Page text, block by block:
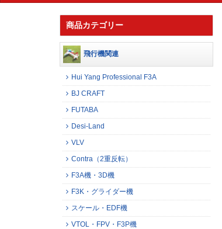
商品カテゴリー
飛行機関連
Hui Yang Professional F3A
BJ CRAFT
FUTABA
Desi-Land
VLV
Contra（2重反転）
F3A機・3D機
F3K・グライダー機
スケール・EDF機
VTOL・FPV・F3P機